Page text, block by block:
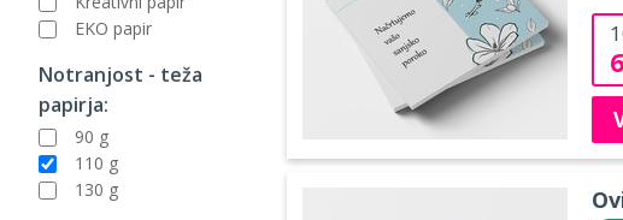
EKO papir
Notranjost - teža
papirja:
90 g
110 g
130 g